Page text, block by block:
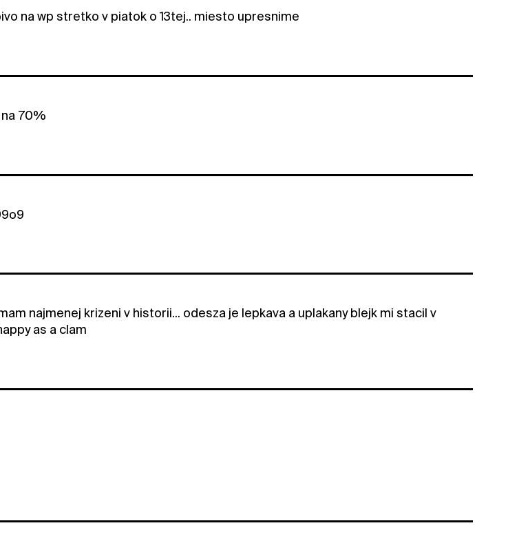
na wp stretko v piatok o 13tej.. miesto upresnime
70%
najmenej krizeni v historii... odesza je lepkava a uplakany blejk mi stacil v
as a clam